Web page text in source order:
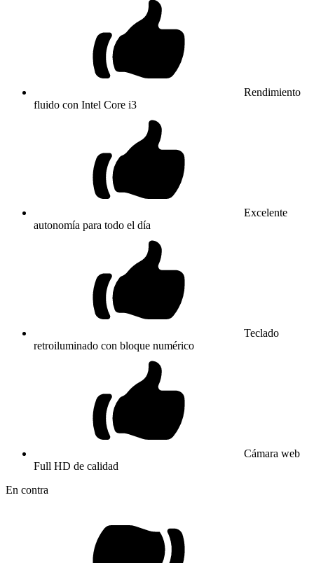
Rendimiento
fluido con Intel Core i3
Excelente
autonomía para todo el día
Teclado
retroiluminado con bloque numérico
Cámara web
Full HD de calidad
En contra